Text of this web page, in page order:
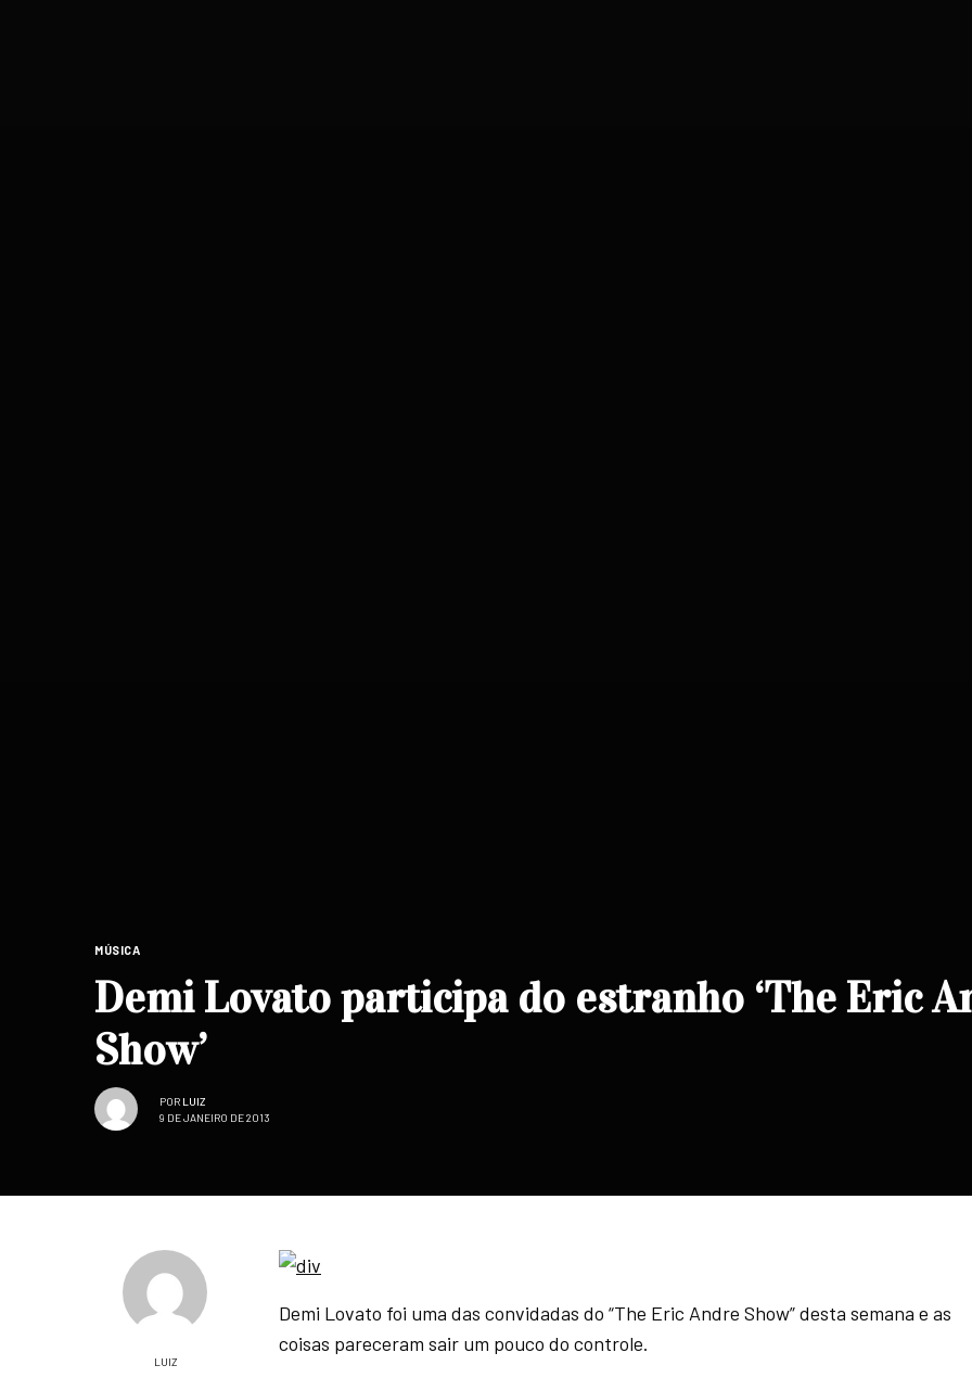
MÚSICA
Demi Lovato participa do estranho ‘The Eric
Show’
POR LUIZ
9 DE JANEIRO DE 2013
LUIZ
Demi Lovato foi uma das convidadas do “The Eric Andre Show” desta semana e as
coisas pareceram sair um pouco do controle.